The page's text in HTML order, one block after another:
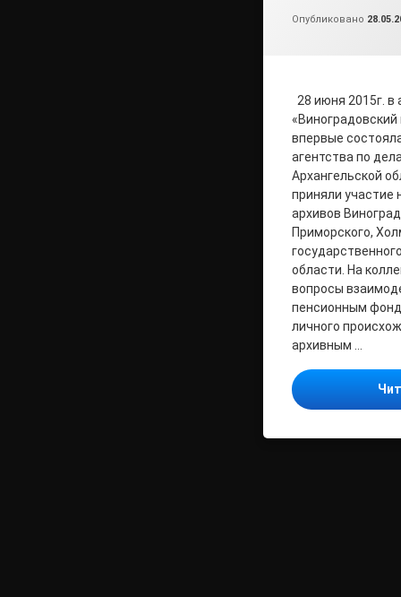
Опубликовано
28 июня 2015г.
впервые
агентства по
Архангельской
приняли участие
архивов
Приморского,
области. На
вопросы
пенсионным
личного
архивным …